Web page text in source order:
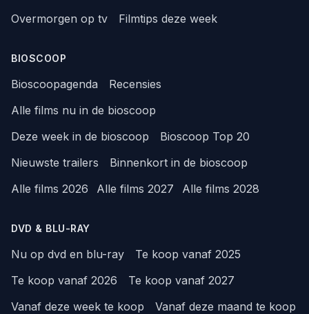
Overmorgen op tv
Filmtips deze week
BIOSCOOP
Bioscoopagenda
Recensies
Alle films nu in de bioscoop
Deze week in de bioscoop
Bioscoop Top 20
Nieuwste trailers
Binnenkort in de bioscoop
Alle films 2026
Alle films 2027 Alle films 2028
DVD & BLU-RAY
Nu op dvd en blu-ray
Te koop vanaf 2025
Te koop vanaf 2026
Te koop vanaf 2027
Vanaf deze week te koop
Vanaf deze maand te koop